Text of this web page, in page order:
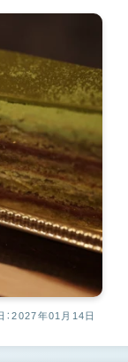
：2027年01月14日